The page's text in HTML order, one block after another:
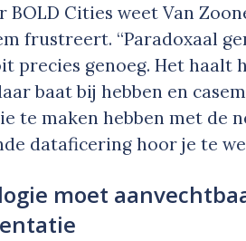
BOLD Cities weet Van
frustreert. “Paradoxaal
precies genoeg. Het
baat bij hebben en
te maken hebben met de
dataficering hoor je te
moet